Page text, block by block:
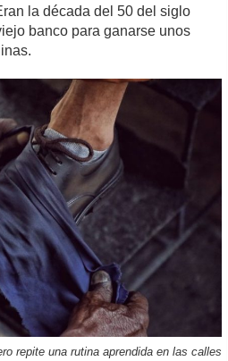
la década del 50 del siglo
banco para ganarse unos
repite una rutina aprendida en las calles